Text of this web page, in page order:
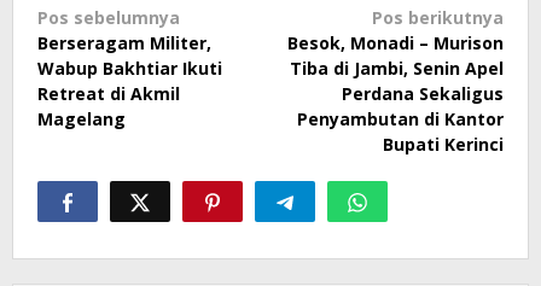
Navigasi
pos
Pos sebelumnya
Berseragam Militer,
Wabup Bakhtiar Ikuti
Retreat di Akmil
Magelang
Pos berikutnya
Besok, Monadi – Murison
Tiba di Jambi, Senin Apel
Perdana Sekaligus
Penyambutan di Kantor
Bupati Kerinci